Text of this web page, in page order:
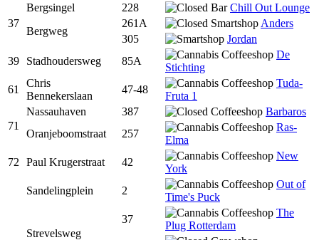
37
Bergsingel 228
Chill Out Lounge
Bergweg
261A
Anders
305
Jordan
39
Stadhoudersweg 85A
De
Stichting
61
Chris
Bennekerslaan
47-48
Tuda-
Fruta 1
71
Nassauhaven 387
Barbaros
Oranjeboomstraat
257
Ras-
Elma
72
Paul Krugerstraat 42
New
York
Sandelingplein 2
Out of
Time's Puck
Strevelsweg
37
The
Plug Rotterdam